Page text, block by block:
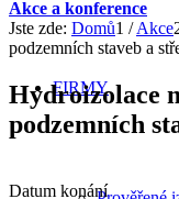
FIRMY
Akce a konference
Jste zde: Domů1 / Akce
podzemních staveb a
Hydroizolace
podzemních
Datum konání